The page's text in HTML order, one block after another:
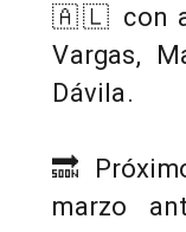
🇦🇱 con
Vargas,
Dávila.
🔜
marzo